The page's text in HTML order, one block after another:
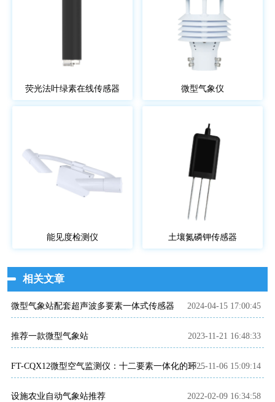
荧光法叶绿素在线传感器 微型气象仪
能见度检测仪 土壤氮磷钾传感器
相关文章
微型气象站配套超声波多要素一体式传感器 2024-04-15 17:00:45
推荐一款微型气象站 2023-11-21 16:48:33
FT-CQX12微型空气监测仪：十二要素一体化的环境监测解决方案
2025-11-06 15:09:14
设施农业自动气象站推荐 2022-02-09 16:34:58